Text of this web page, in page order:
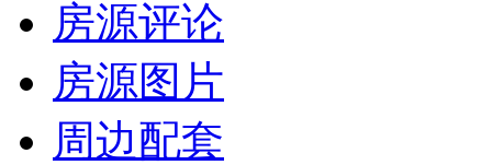
房源评论
房源图片
周边配套